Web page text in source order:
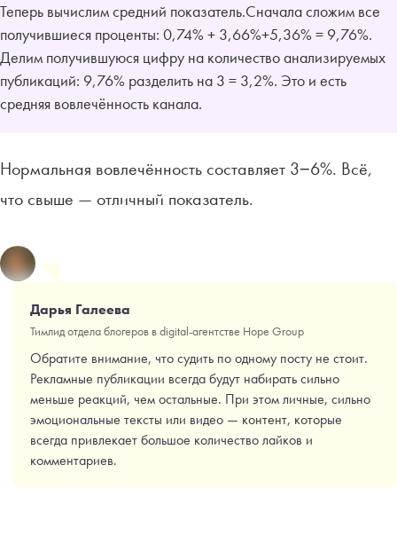
Теперь вычислим средний показатель.Сначала сложим все
получившиеся проценты: 0,74% + 3,66%+5,36% = 9,76%.
Делим получившуюся цифру на количество анализируемых
публикаций: 9,76% разделить на 3 = 3,2%. Это и есть
средняя вовлечённость канала.
Нормальная вовлечённость составляет 3−6%. Всё,
что свыше — отличный показатель.
Дарья Галеева
Тимлид отдела блогеров в digital-агентстве Hope Group
Обратите внимание, что судить по одному посту не стоит.
Рекламные публикации всегда будут набирать сильно
меньше реакций, чем остальные. При этом личные, сильно
эмоциональные тексты или видео — контент, которые
всегда привлекает большое количество лайков и
комментариев.